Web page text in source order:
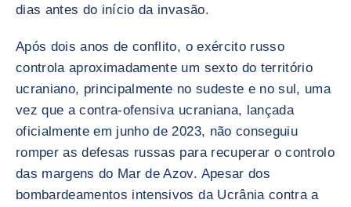
dias antes do início da invasão.
Após dois anos de conflito, o exército russo
controla aproximadamente um sexto do território
ucraniano, principalmente no sudeste e no sul, uma
vez que a contra-ofensiva ucraniana, lançada
oficialmente em junho de 2023, não conseguiu
romper as defesas russas para recuperar o controlo
das margens do Mar de Azov. Apesar dos
bombardeamentos intensivos da Ucrânia contra a